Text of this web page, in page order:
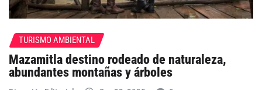
TURISMO AMBIENTAL
Mazamitla destino rodeado de naturaleza,
abundantes montañas y árboles